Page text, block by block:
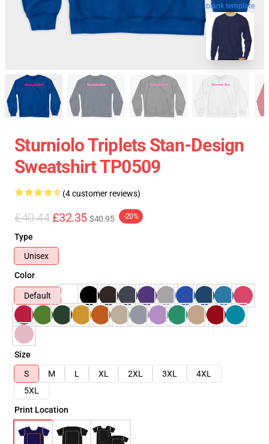
blank template
Sturniolo Triplets Stan-Design
Sweatshirt TP0509
(4 customer reviews)
£40.44 £32.35 $40.95 -20%
Type
Unisex
Color
Default
Size
S
M L XL 2XL 3XL
4XL
5XL
Print Location